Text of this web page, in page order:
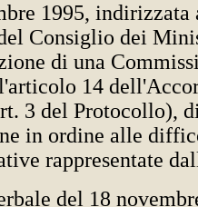
1995, indirizzata
Consiglio dei
di una
14
3 del Protocollo),
in ordine alle
rappresentate
del 18